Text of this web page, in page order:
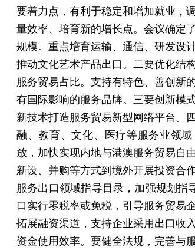
要着力点，有利于稳定和增加就业，
量效率、培育新的增长点。会议确定
规模。重点培育运输、通信、研发设
推动文化艺术产品出口。二要优化结
服务贸易占比。支持有特色、善创新
有国际影响的服务品牌。三要创新模
新技术打造服务贸易新型网络平台。
融、教育、文化、医疗等服务业领
放，加快实现内地与港澳服务贸易自
新设、并购等方式到境外开展投资合
服务出口领域指导目录，加强规划指
口实行零税率或免税，引导服务贸易
拓展融资渠道，支持企业采用出口收
资金使用效率。要健全法规，完善与